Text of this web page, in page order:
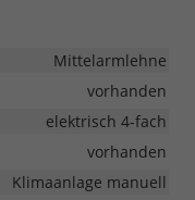
Mittelarmlehne
vorhanden
elektrisch 4-fach
vorhanden
Klimaanlage manuell